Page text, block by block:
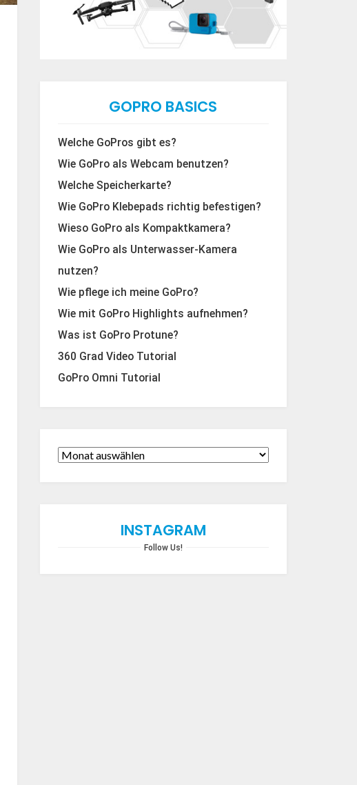
GOPRO BASICS
Welche GoPros gibt es?
Wie GoPro als Webcam benutzen?
Welche Speicherkarte?
Wie GoPro Klebepads richtig befestigen?
Wieso GoPro als Kompaktkamera?
Wie GoPro als Unterwasser-Kamera
nutzen?
Wie pflege ich meine GoPro?
Wie mit GoPro Highlights aufnehmen?
Was ist GoPro Protune?
360 Grad Video Tutorial
GoPro Omni Tutorial
INSTAGRAM
Follow Us!